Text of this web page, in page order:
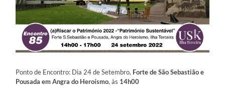
Ponto de Encontro: Dia 24 de Setembro, Forte de São Sebastião e
Pousada em Angra do Heroísmo, às 14h00